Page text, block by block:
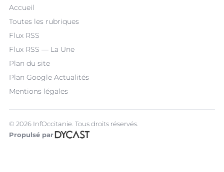
Accueil
Toutes les rubriques
Flux RSS
Flux RSS — La Une
Plan du site
Plan Google Actualités
Mentions légales
© 2026 InfOccitanie. Tous droits réservés.
Propulsé par